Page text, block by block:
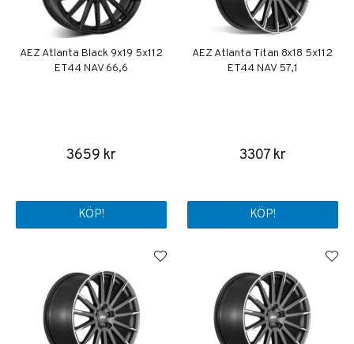
AEZ Atlanta Black 9x19 5x112
ET44 NAV 66,6
3659 kr
KÖP!
AEZ Atlanta Titan 8x18 5x112
ET44 NAV 57,1
3307 kr
KÖP!